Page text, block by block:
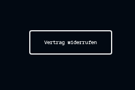
Vertrag widerrufen